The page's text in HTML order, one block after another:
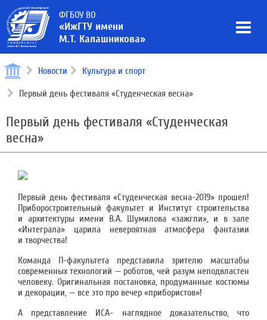
ФГБОУ ВО
«ИжГТУ имени
М.Т. Калашникова»
Новости Культура и спорт
Первый день фестиваля «Студенческая весна»
Первый день фестиваля «Студенческая
весна»
Первый день фестиваля «Студенческая весна-2019» прошел!
Приборостроительный факультет и Институт строительства
и архитектуры имени В.А. Шумилова «зажгли», и в зале
«Интеграла» царила невероятная атмосфера фантазии
и творчества!
Команда П-факультета представила зрителю масштабы
современных технологий — роботов, чей разум неподвластен
человеку. Оригинальная постановка, продуманные костюмы
и декорации, — все это про вечер «прибористов»!
А представление ИСА- наглядное доказательство, что